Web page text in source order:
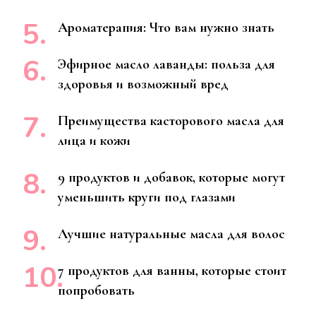
Ароматерапия: Что вам нужно знать
Эфирное масло лаванды: польза для
здоровья и возможный вред
Преимущества касторового масла для
лица и кожи
9 продуктов и добавок, которые могут
уменьшить круги под глазами
Лучшие натуральные масла для волос
7 продуктов для ванны, которые стоит
попробовать